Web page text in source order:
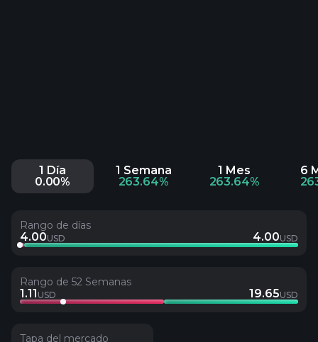
1 Día
0.00%
1 Semana
263.64%
1 Mes
263.64%
6
Rango de días
4.00USD 4.00USD
Rango de 52 Semanas
1.11 USD 19.65USD
Tapa del mercado